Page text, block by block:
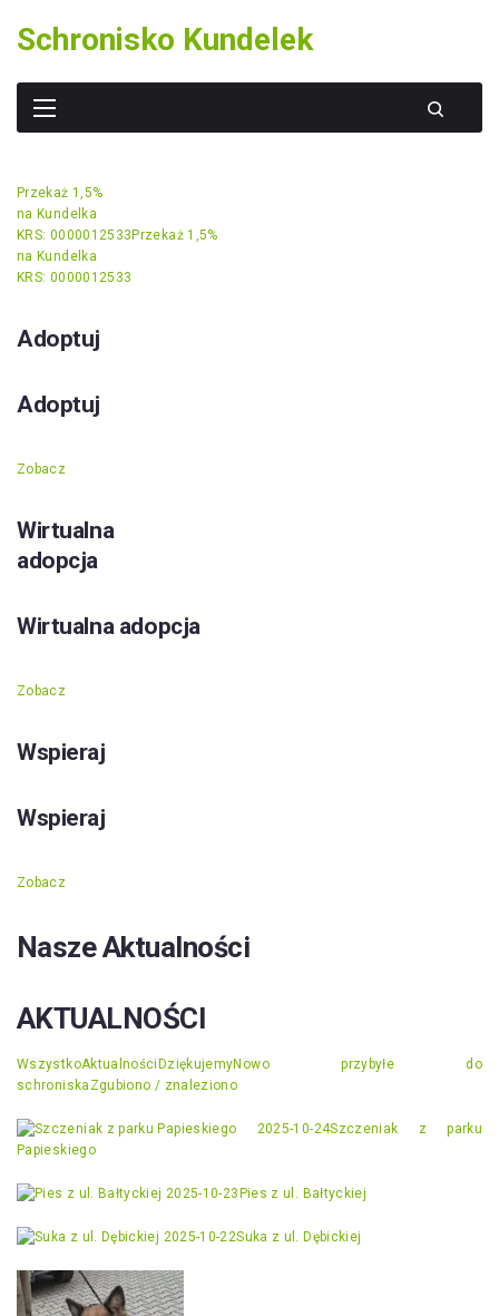
content
Schronisko Kundelek
Przekaż 1,5%
na Kundelka
KRS: 0000012533 Przekaż 1,5%
na Kundelka
KRS: 0000012533
Adoptuj
Adoptuj
Zobacz
Wirtualna
adopcja
Wirtualna adopcja
Zobacz
Wspieraj
Wspieraj
Zobacz
Nasze Aktualności
AKTUALNOŚCI
WszystkoAktualności DziękujemyNowo przybyłe do
schroniska Zgubiono / znaleziono
2025-10-24Szczeniak z parku
Papieskiego
2025-10-23 Pies z ul. Bałtyckiej
2025-10-22Suka z ul. Dębickiej